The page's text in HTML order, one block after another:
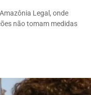
Legal, onde
não tomam medidas